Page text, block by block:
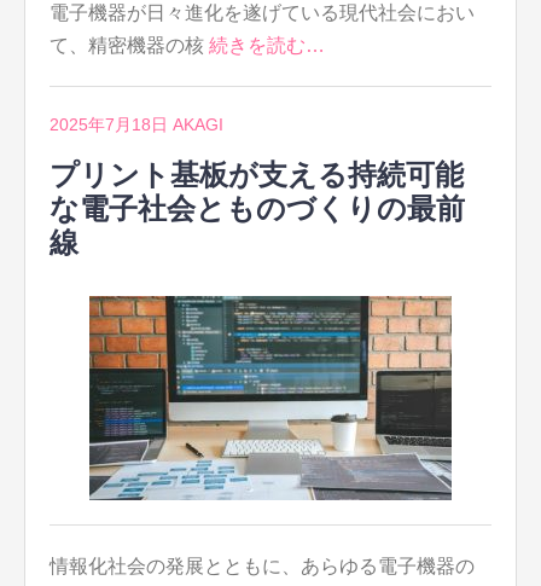
電子機器が日々進化を遂げている現代社会におい
て、精密機器の核 続きを読む…
2025年7月18日 AKAGI
プリント基板が支える持続可能
な電子社会とものづくりの最前
線
情報化社会の発展とともに、あらゆる電子機器の